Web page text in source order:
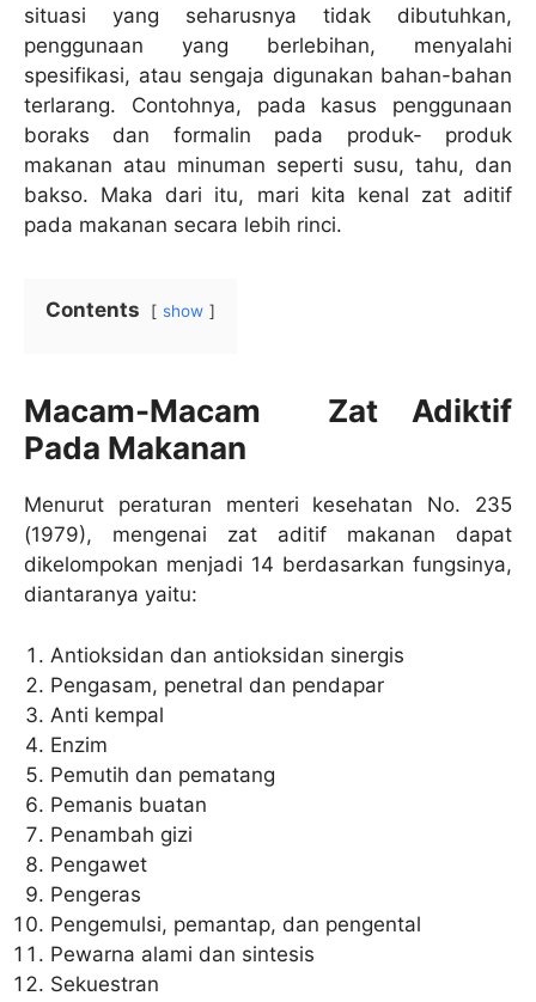
situasi yang seharusnya tidak dibutuhkan,
penggunaan yang berlebihan, menyalahi
spesifikasi, atau sengaja digunakan bahan-bahan
terlarang. Contohnya, pada kasus penggunaan
boraks dan formalin pada produk- produk
makanan atau minuman seperti susu, tahu, dan
bakso. Maka dari itu, mari kita kenal zat aditif
pada makanan secara lebih rinci.
Contents show
Macam-Macam Zat Adiktif
Pada Makanan
Menurut peraturan menteri kesehatan No. 235
(1979), mengenai zat aditif makanan dapat
dikelompokan menjadi 14 berdasarkan fungsinya,
diantaranya yaitu:
Antioksidan dan antioksidan sinergis
Pengasam, penetral dan pendapar
Anti kempal
Enzim
Pemutih dan pematang
Pemanis buatan
Penambah gizi
Pengawet
Pengeras
Pengemulsi, pemantap, dan pengental
Pewarna alami dan sintesis
Sekuestran